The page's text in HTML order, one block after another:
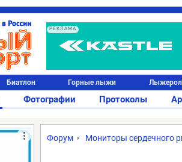
РЕКЛАМА
Биатлон Горные лыжи
Фотографии Протоколы
Форум Мониторы сердечного